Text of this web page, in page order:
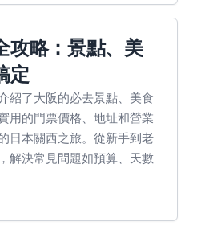
攻略：景點、美
定
紹了大阪的必去景點、美食
用的門票價格、地址和營業
日本關西之旅。從新手到老
解決常見問題如預算、天數